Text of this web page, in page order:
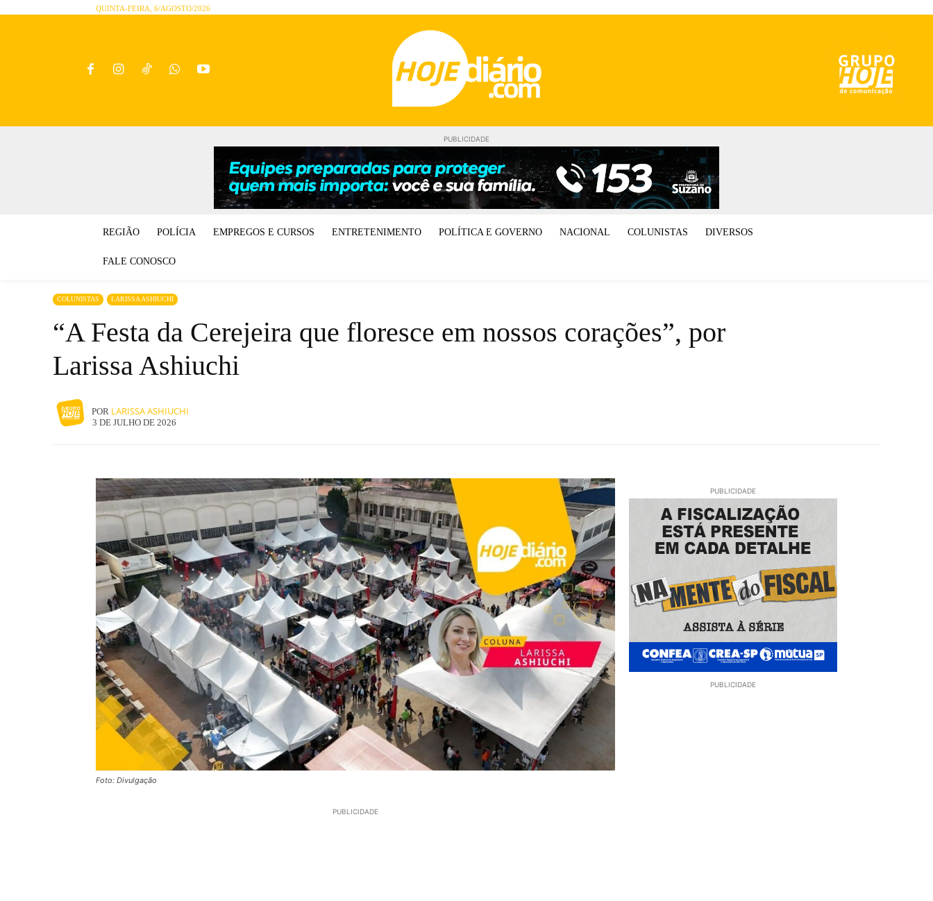
QUINTA-FEIRA, 6/AGOSTO/2026
PUBLICIDADE
REGIÃO POLÍCIA EMPREGOS E CURSOS ENTRETENIMENTO POLÍTICA E GOVERNO NACIONAL COLUNISTAS DIVERSOS
FALE CONOSCO
COLUNISTAS LARISSA ASHIUCHI
“A Festa da Cerejeira que floresce em nossos corações”, por
Larissa Ashiuchi
POR LARISSA ASHIUCHI
3 DE JULHO DE 2026
Foto: Divulgação
PUBLICIDADE
PUBLICIDADE
PUBLICIDADE